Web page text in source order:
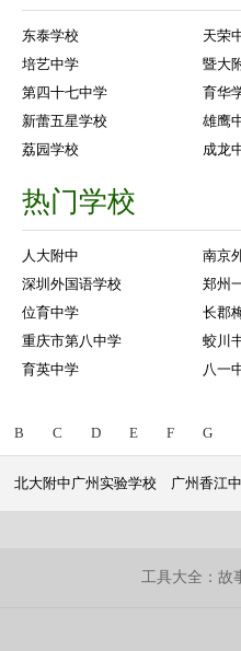
东泰学校 天荣
培艺中学
暨大
第四十七中学
育华
新蕾五星学校
雄鹰
荔园学校
成龙
热门学校
人大附中 南京
深圳外国语学校
郑州
位育中学
长郡
重庆市第八中学
蛟川
育英中学
八一
B C D E F G
北大附中广州实验学校 广州香江
工具大全：故